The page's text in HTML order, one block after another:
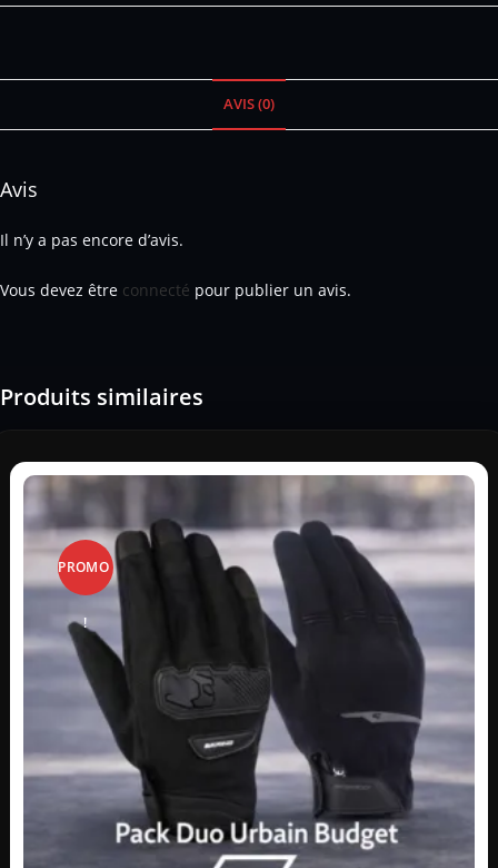
AVIS (0)
Avis
Il n’y a pas encore d’avis.
Vous devez être connecté pour publier un avis.
Produits similaires
PROMO
!